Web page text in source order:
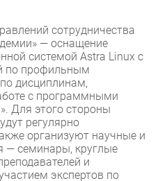
сотрудничества
— оснащение
системой Astra Linux с
по профильным
дисциплинам,
с программными
Для этого стороны
регулярно
организуют научные и
— семинары, круглые
и
экспертов по